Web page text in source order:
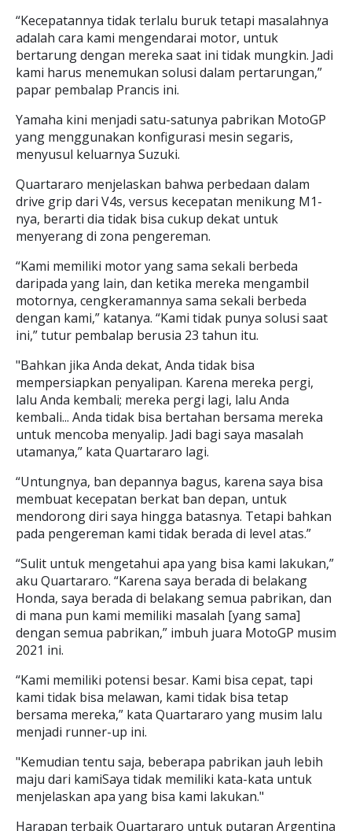
“Kecepatannya tidak terlalu buruk tetapi masalahnya
adalah cara kami mengendarai motor, untuk
bertarung dengan mereka saat ini tidak mungkin. Jadi
kami harus menemukan solusi dalam pertarungan,”
papar pembalap Prancis ini.
Yamaha kini menjadi satu-satunya pabrikan MotoGP
yang menggunakan konfigurasi mesin segaris,
menyusul keluarnya Suzuki.
Quartararo menjelaskan bahwa perbedaan dalam
drive grip dari V4s, versus kecepatan menikung M1-
nya, berarti dia tidak bisa cukup dekat untuk
menyerang di zona pengereman.
“Kami memiliki motor yang sama sekali berbeda
daripada yang lain, dan ketika mereka mengambil
motornya, cengkeramannya sama sekali berbeda
dengan kami,” katanya. “Kami tidak punya solusi saat
ini,” tutur pembalap berusia 23 tahun itu.
"Bahkan jika Anda dekat, Anda tidak bisa
mempersiapkan penyalipan. Karena mereka pergi,
lalu Anda kembali; mereka pergi lagi, lalu Anda
kembali... Anda tidak bisa bertahan bersama mereka
untuk mencoba menyalip. Jadi bagi saya masalah
utamanya,” kata Quartararo lagi.
“Untungnya, ban depannya bagus, karena saya bisa
membuat kecepatan berkat ban depan, untuk
mendorong diri saya hingga batasnya. Tetapi bahkan
pada pengereman kami tidak berada di level atas.”
“Sulit untuk mengetahui apa yang bisa kami lakukan,”
aku Quartararo. “Karena saya berada di belakang
Honda, saya berada di belakang semua pabrikan, dan
di mana pun kami memiliki masalah [yang sama]
dengan semua pabrikan,” imbuh juara MotoGP musim
2021 ini.
“Kami memiliki potensi besar. Kami bisa cepat, tapi
kami tidak bisa melawan, kami tidak bisa tetap
bersama mereka,” kata Quartararo yang musim lalu
menjadi runner-up ini.
"Kemudian tentu saja, beberapa pabrikan jauh lebih
maju dari kamiSaya tidak memiliki kata-kata untuk
menjelaskan apa yang bisa kami lakukan."
Harapan terbaik Quartararo untuk putaran Argentina